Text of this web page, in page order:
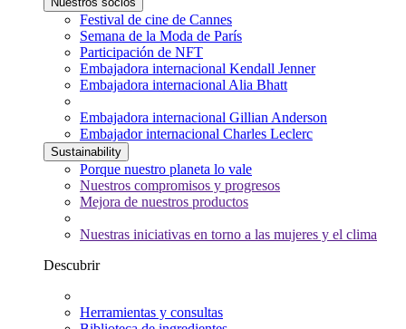
Festival de cine de Cannes
Semana de la Moda de París
Participación de NFT
Embajadora internacional Kendall Jenner
Embajadora internacional Alia Bhatt
Embajadora internacional Gillian Anderson
Embajador internacional Charles Leclerc
Sustainability
Porque nuestro planeta lo vale
Nuestros compromisos y progresos
Mejora de nuestros productos
Nuestras iniciativas en torno a las mujeres y el clima
Descubrir
Herramientas y consultas